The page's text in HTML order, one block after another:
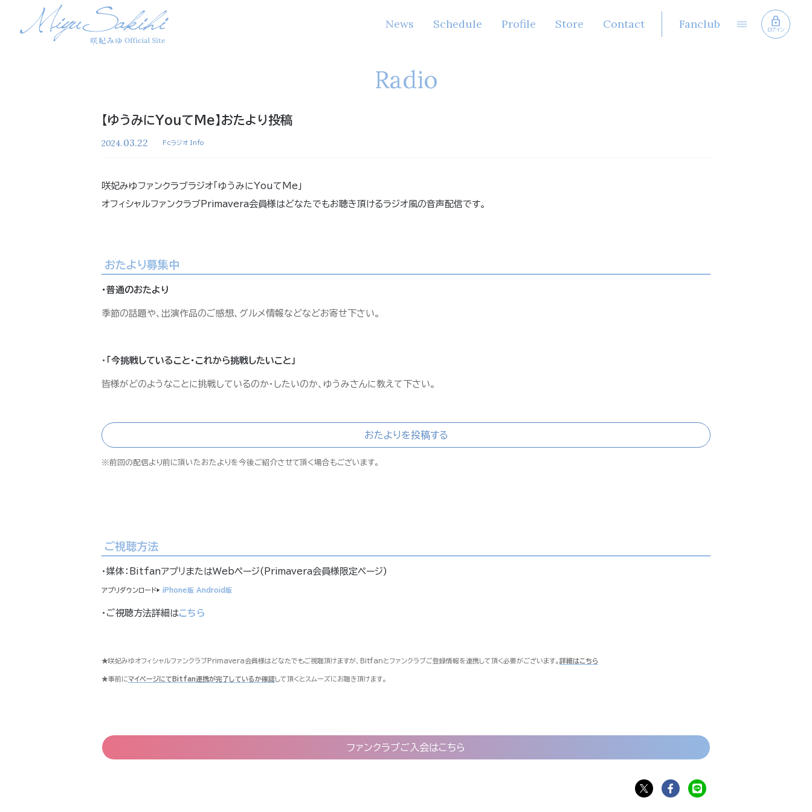
News Schedule Profile Store Contact Fanclub ログイン
Radio
【ゆうみにYouてMe】おたより投稿
2024. 03.22 Fcラジオ Info
咲妃みゆファンクラブラジオ「ゆうみにYouてMe」
オフィシャルファンクラブPrimavera会員様はどなたでもお聴き頂けるラジオ風の音声配信です。
おたより募集中
・普通のおたより
季節の話題や、出演作品のご感想、グルメ情報などなどお寄せ下さい。
・ 「今挑戦していること・これから挑戦したいこと」
皆様がどのようなことに挑戦しているのか・したいのか、ゆうみさんに教えて下さい。
おたよりを投稿する
※前回の配信より前に頂いたおたよりを今後ご紹介させて頂く場合もございます。
ご視聴方法
・媒体：BitfanアプリまたはWebページ(Primavera会員様限定ページ)
アプリダウンロード▶ iPhone版 Android版
・ご視聴方法詳細はこちら
★咲妃みゆオフィシャルファンクラブPrimavera会員様はどなたでもご視聴頂けますが、Bitfanとファンクラブご登録情報を連携して頂く必要がございます。 詳細はこちら
★事前にマイページにてBitfan連携が完了しているか確認して頂くとスムーズにお聴き頂けます。
ファンクラブご入会はこちら